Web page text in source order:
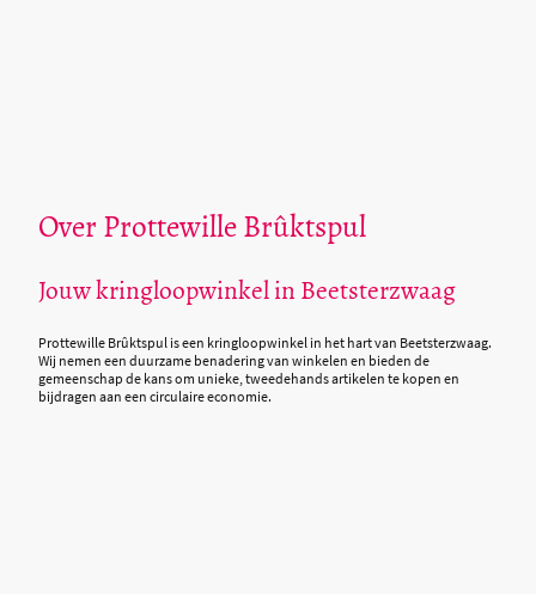
Over Prottewille Brûktspul
Jouw kringloopwinkel in Beetsterzwaag
Prottewille Brûktspul is een kringloopwinkel in het hart van Beetsterzwaag.
Wij nemen een duurzame benadering van winkelen en bieden de
gemeenschap de kans om unieke, tweedehands artikelen te kopen en
bijdragen aan een circulaire economie.